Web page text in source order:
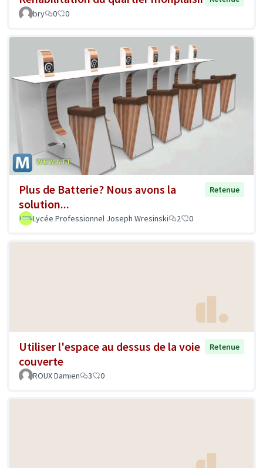
bry
0 0
Plus de Batterie? Nous avons la
solution...
Retenue
Lycée Professionnel Joseph Wresinski 2 0
Utiliser l'espace au dessus de la voie
couverte
Retenue
ROUX Damien 3 0